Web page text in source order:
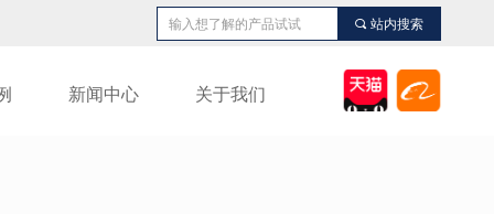
新闻中心 关于我们
끠 站内搜索